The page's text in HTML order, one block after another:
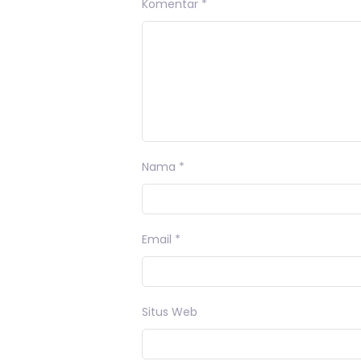
Komentar *
Nama *
Email *
Situs Web